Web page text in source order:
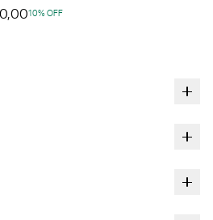
10% OFF